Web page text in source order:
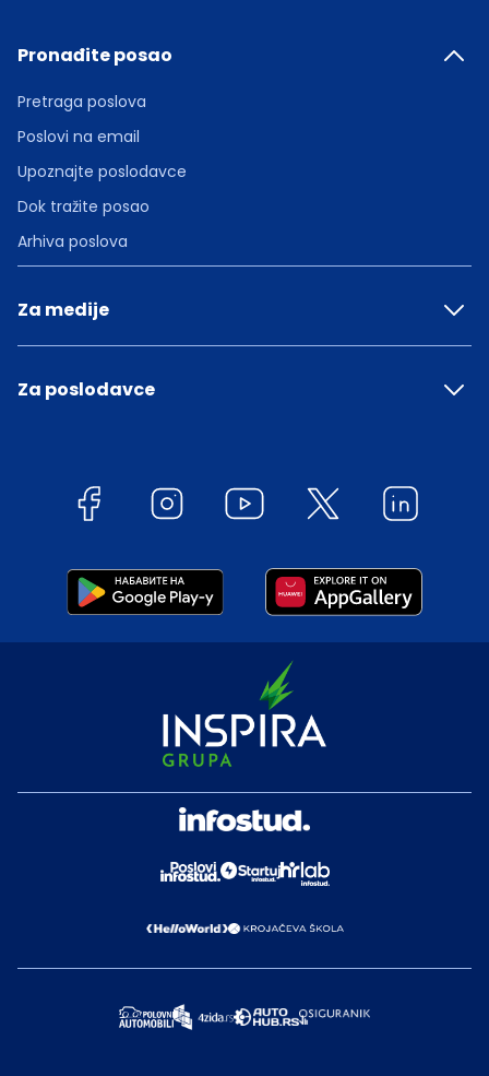
Pronađite posao
Pretraga poslova
Poslovi na email
Upoznajte poslodavce
Dok tražite posao
Arhiva poslova
Za medije
Za poslodavce